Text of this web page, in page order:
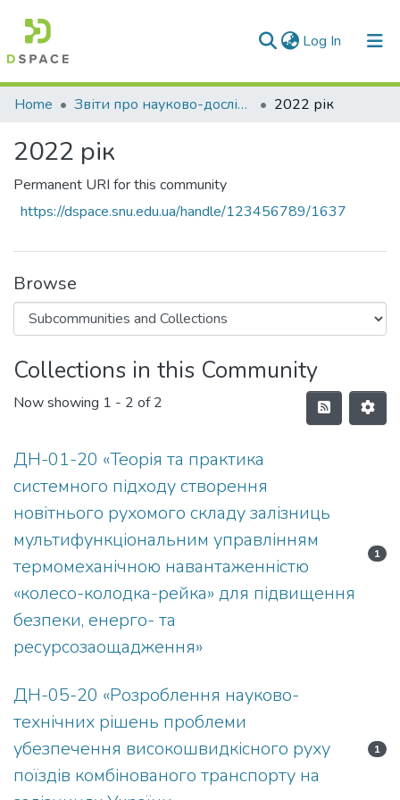
Log In (current)
Communities & Collections
Home Звіти про науково-дослідну роботу за держбюджетним фінансуванням 2022 рік
2022 рік
Permanent URI for this community
https://dspace.snu.edu.ua/handle/123456789/1637
Browse
Collections in this Community
Now showing 1 - 2 of 2
ДН-01-20 «Теорія та практика
системного підходу створення
новітнього рухомого складу залізниць
мультифункціональним управлінням
термомеханічною навантаженністю
«колесо-колодка-рейка» для підвищення
безпеки, енерго- та
ресурсозаощадження»
1
ДН-05-20 «Розроблення науково-
технічних рішень проблеми
убезпечення високошвидкісного руху
поїздів комбінованого транспорту на
1